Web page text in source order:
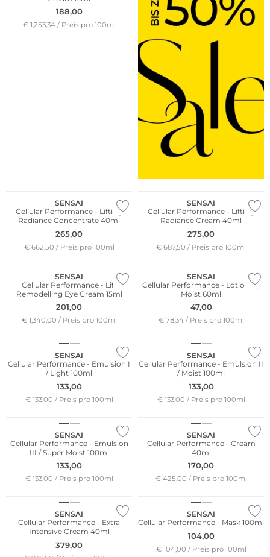
188,00
€ 1,253,34 / Preis pro 100ml
SENSAI
Cellular Performance - Lifting
Radiance Concentrate 40ml
265,00
€ 662,50 / Preis pro 100ml
SENSAI
Cellular Performance - Lifting
Radiance Cream 40ml
275,00
€ 687,50 / Preis pro 100ml
SENSAI
Cellular Performance - Lift
Remodelling Eye Cream 15ml
201,00
€ 1,340,00 / Preis pro 100ml
SENSAI
Cellular Performance - Lotion II /
Moist 60ml
47,00
€ 78,34 / Preis pro 100ml
SENSAI
Cellular Performance - Emulsion I
/ Light 100ml
133,00
€ 133,00 / Preis pro 100ml
SENSAI
Cellular Performance - Emulsion II
/ Moist 100ml
133,00
€ 133,00 / Preis pro 100ml
SENSAI
Cellular Performance - Emulsion
III / Super Moist 100ml
133,00
€ 133,00 / Preis pro 100ml
SENSAI
Cellular Performance - Cream
40ml
170,00
€ 425,00 / Preis pro 100ml
SENSAI
Cellular Performance - Extra
Intensive Cream 40ml
379,00
SENSAI
Cellular Performance - Mask 100ml
104,00
€ 104,00 / Preis pro 100ml